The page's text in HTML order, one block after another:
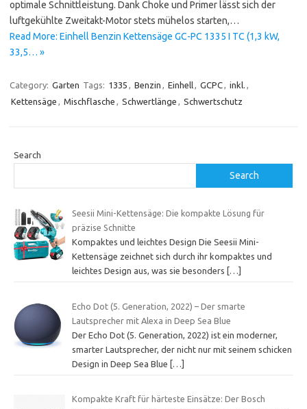
optimale Schnittleistung. Dank Choke und Primer lässt sich der
luftgekühlte Zweitakt-Motor stets mühelos starten,…
Read More: Einhell Benzin Kettensäge GC-PC 1335 I TC (1,3 kW,
33,5… »
Category: Garten Tags: 1335 , Benzin , Einhell, GCPC, inkl. ,
Kettensäge , Mischflasche , Schwertlänge , Schwertschutz
Search
Search
Seesii Mini-Kettensäge: Die kompakte Lösung für
präzise Schnitte
Kompaktes und leichtes Design Die Seesii Mini-
Kettensäge zeichnet sich durch ihr kompaktes und
leichtes Design aus, was sie besonders
[…]
Echo Dot (5. Generation, 2022) – Der smarte
Lautsprecher mit Alexa in Deep Sea Blue
Der Echo Dot (5. Generation, 2022) ist ein moderner,
smarter Lautsprecher, der nicht nur mit seinem schicken
Design in Deep Sea Blue […]
Kompakte Kraft für härteste Einsätze: Der Bosch